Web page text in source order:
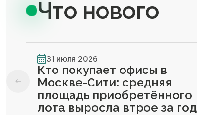
Что нового
31 июля 2026
Кто покупает офисы в
Москве-Сити: средняя
площадь приобретённого
лота выросла втрое за год